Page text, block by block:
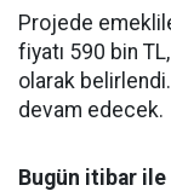
Projede
fiyatı 590 bin
olarak
devam edecek.
Bugün itibar ile